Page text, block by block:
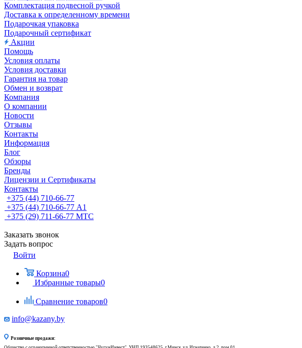
Комплектация подвесной ручкой
Доставка к определенному времени
Подарочкая упаковка
Подарочный сертификат
Акции
Помощь
Условия оплаты
Условия доставки
Гарантия на товар
Обмен и возврат
Компания
О компании
Новости
Отзывы
Контакты
Информация
Блог
Обзоры
Бренды
Лицензии и Сертификаты
Контакты
+375 (44) 710-66-77
+375 (44) 710-66-77 А1
+375 (29) 711-66-77 МТС
Заказать звонок
Задать вопрос
Войти
Корзина0
Избранные товары0
Сравнение товаров0
info@kazany.by
Розничные продажи: